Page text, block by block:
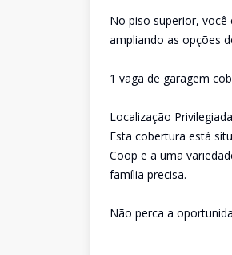
No piso superior,
ampliando as opções
1 vaga de garagem
Localização
Esta cobertura está
Coop e a uma
família precisa.
Não perca a